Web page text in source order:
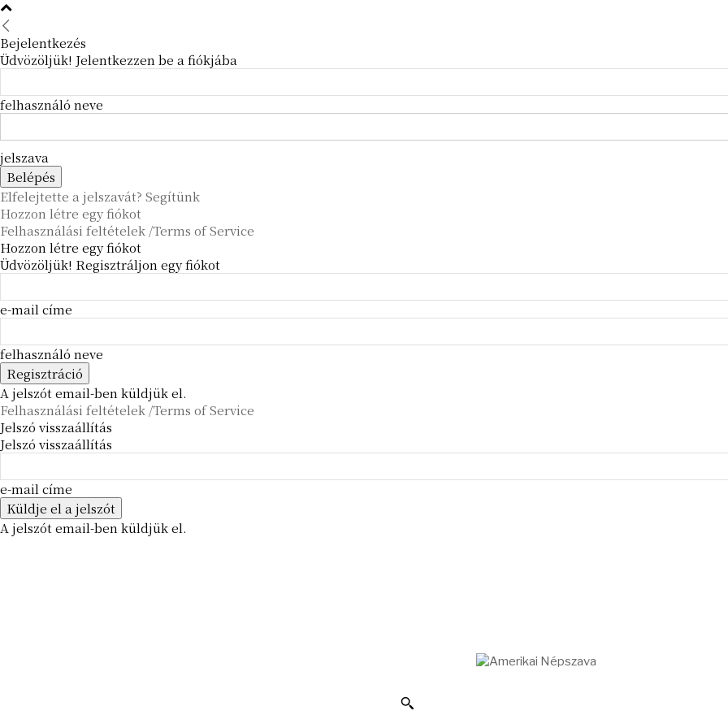
Bejelentkezés
Üdvözöljük! Jelentkezzen be a fiókjába
felhasználó neve
jelszava
Elfelejtette a jelszavát? Segítünk
Hozzon létre egy fiókot
Felhasználási feltételek /Terms of Service
Hozzon létre egy fiókot
Üdvözöljük! Regisztráljon egy fiókot
e-mail címe
felhasználó neve
A jelszót email-ben küldjük el.
Felhasználási feltételek /Terms of Service
Jelszó visszaállítás
Jelszó visszaállítás
e-mail címe
A jelszót email-ben küldjük el.